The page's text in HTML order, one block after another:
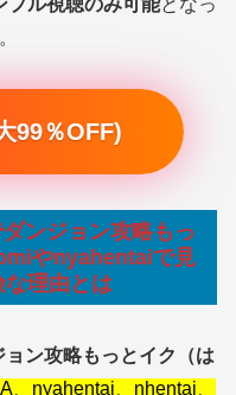
99％OFF)
ンジョン攻略もっ
やnyahentaiで見
理由とは
ン攻略もっとイク（は
、nyahentai、nhentai、